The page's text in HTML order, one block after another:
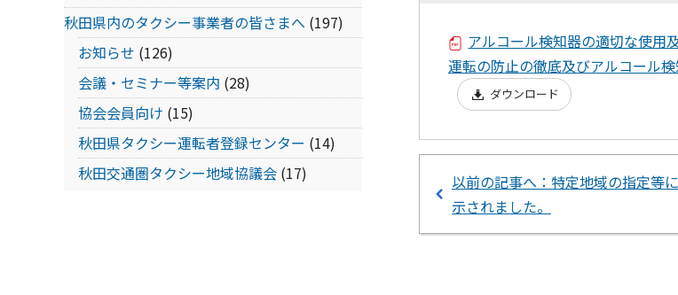
アルコール検知器の適切な使用
運転の防止の徹底及びアルコール
ダウンロード
以前の記事へ：特定地域の指定等
示されました。
秋田県内のタクシー事業者の皆さまへ (197)
お知らせ (126)
会議・セミナー等案内 (28)
協会会員向け (15)
秋田県タクシー運転者登録センター (14)
秋田交通圏タクシー地域協議会 (17)